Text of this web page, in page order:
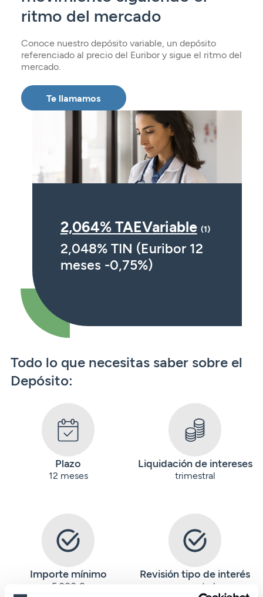
Servicios
Seguros
Tarjetas
Seguros
Servicios
Expatriados
Planes de pensiones
Tarjetas
Seguros
Servicios
ES
ritmo del mercado
Conoce nuestro depósito variable, un depósito
referenciado al precio del Euribor y sigue el ritmo del
mercado.
Te llamamos
2,064% TAEVariable (1)
2,048% TIN (Euribor 12
meses -0,75%)
Todo lo que necesitas saber sobre el
Depósito:
Plazo
12 meses
Liquidación de intereses
trimestral
Importe mínimo
5.000 €
Revisión tipo de interés
semestral